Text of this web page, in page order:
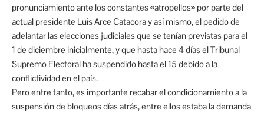
pronunciamiento ante los constantes «atropellos» por parte del
actual presidente Luis Arce Catacora y así mismo, el pedido de
adelantar las elecciones judiciales que se tenían previstas para el
1 de diciembre inicialmente, y que hasta hace 4 días el Tribunal
Supremo Electoral ha suspendido hasta el 15 debido a la
conflictividad en el país.
Pero entre tanto, es importante recabar el condicionamiento a la
suspensión de bloqueos días atrás, entre ellos estaba la demanda